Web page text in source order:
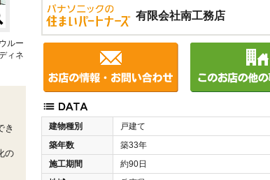
有限会社南工務店
建物種別
戸建て
築年数
築33年
施工期間
約90日
ルー
ィネ
き
の